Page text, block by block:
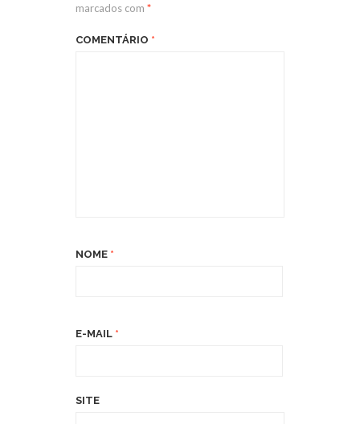
marcados com *
COMENTÁRIO *
NOME *
E-MAIL *
SITE